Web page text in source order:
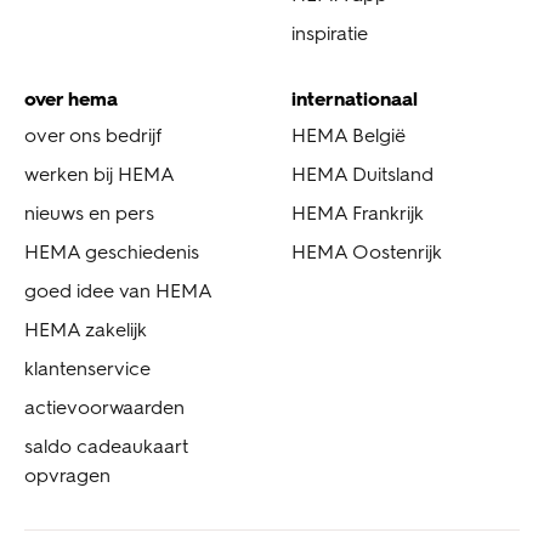
inspiratie
over hema
over ons bedrijf
werken bij HEMA
nieuws en pers
HEMA geschiedenis
goed idee van HEMA
HEMA zakelijk
klantenservice
actievoorwaarden
saldo cadeaukaart
opvragen
internationaal
HEMA België
HEMA Duitsland
HEMA Frankrijk
HEMA Oostenrijk